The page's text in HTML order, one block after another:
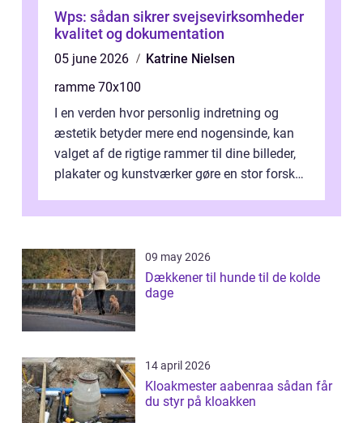
Wps: sådan sikrer svejsevirksomheder
kvalitet og dokumentation
05 june 2026
Katrine Nielsen
ramme 70x100
I en verden hvor personlig indretning og
æstetik betyder mere end nogensinde, kan
valget af de rigtige rammer til dine billeder,
plakater og kunstværker gøre en stor forskel.
09 may 2026
Dækkener til hunde til de kolde
dage
14 april 2026
Kloakmester aabenraa sådan får
du styr på kloakken